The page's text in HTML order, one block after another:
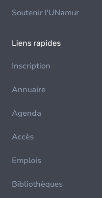
Soutenir l'UNamur
Liens rapides
Inscription
Annuaire
Agenda
Accès
Emplois
Bibliothèques